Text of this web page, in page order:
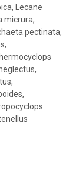
Lecane
micrura,
pectinata,